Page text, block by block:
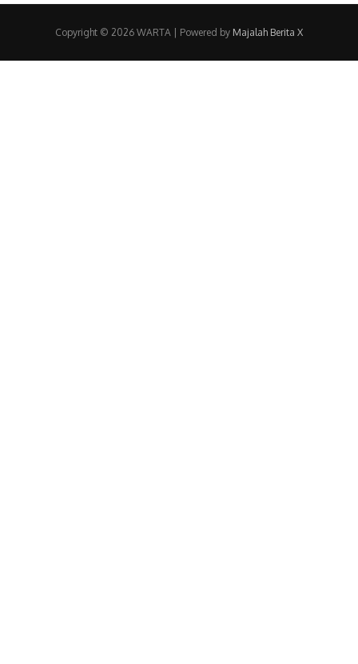
Copyright © 2026 WARTA | Powered by Majalah Berita X